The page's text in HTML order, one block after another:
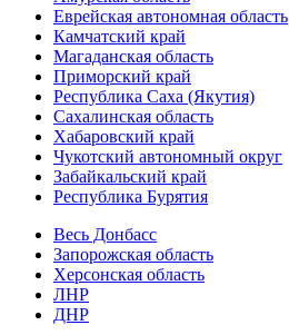
Еврейская автономная область
Камчатский край
Магаданская область
Приморский край
Республика Саха (Якутия)
Сахалинская область
Хабаровский край
Чукотский автономный округ
Забайкальский край
Республика Бурятия
Весь Донбасс
Запорожская область
Херсонская область
ЛНР
ДНР